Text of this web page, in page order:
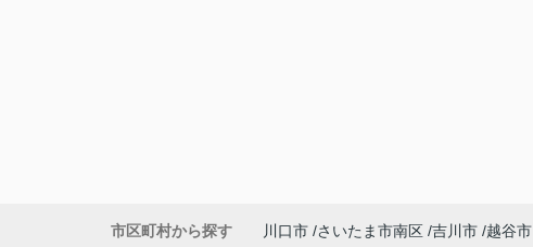
市区町村から探す 川口市 さいたま市南区 吉川市 越谷市